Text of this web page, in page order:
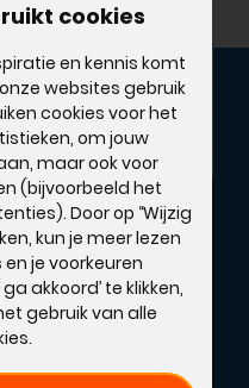
cookies
en kennis komt
websites gebruik
cookies voor het
om jouw
maar ook voor
(bijvoorbeeld het
Door op ‘‘Wijzig
kun je meer lezen
je voorkeuren
akkoord’ te klikken,
gebruik van alle
nodig